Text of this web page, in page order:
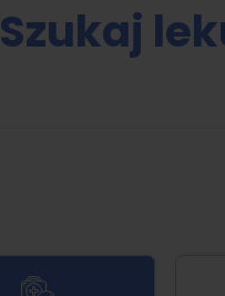
Szukaj